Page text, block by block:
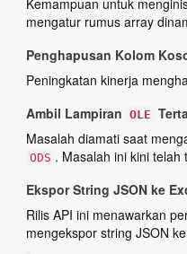
Kemampuan untuk
mengatur rumus array
Penghapusan Kolom
Peningkatan kinerja
Ambil Lampiran OLE
Masalah diamati saat
ODS . Masalah ini kini telah
Ekspor String JSON ke
Rilis API ini menawarkan
mengekspor string JSON